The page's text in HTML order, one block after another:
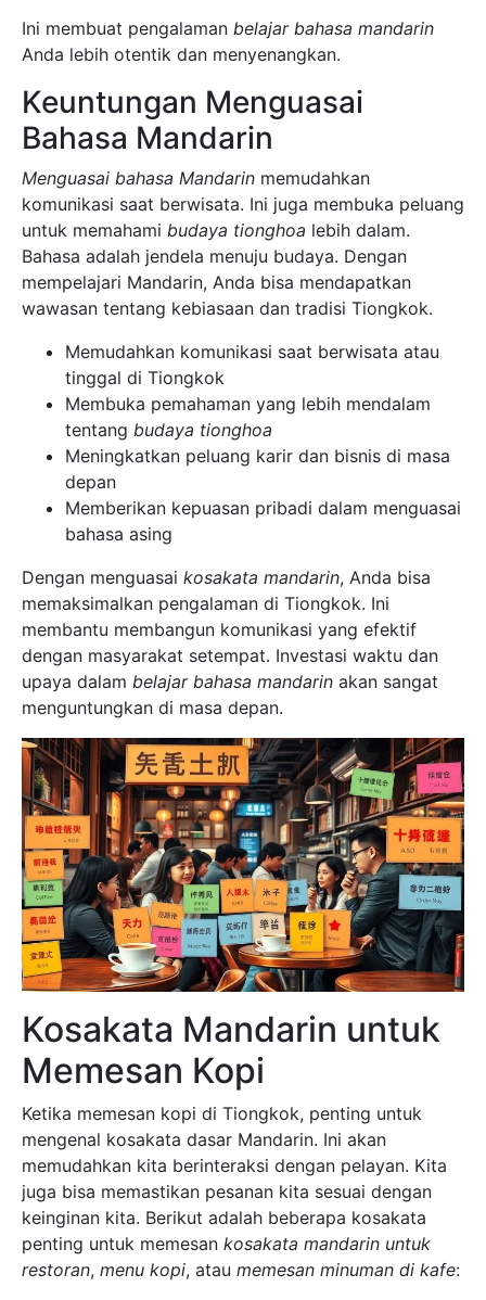
Ini membuat pengalaman belajar bahasa mandarin
Anda lebih otentik dan menyenangkan.
Keuntungan Menguasai
Bahasa Mandarin
Menguasai bahasa Mandarin memudahkan
komunikasi saat berwisata. Ini juga membuka peluang
untuk memahami budaya tionghoa lebih dalam.
Bahasa adalah jendela menuju budaya. Dengan
mempelajari Mandarin, Anda bisa mendapatkan
wawasan tentang kebiasaan dan tradisi Tiongkok.
Memudahkan komunikasi saat berwisata atau
tinggal di Tiongkok
Membuka pemahaman yang lebih mendalam
tentang budaya tionghoa
Meningkatkan peluang karir dan bisnis di masa
depan
Memberikan kepuasan pribadi dalam menguasai
bahasa asing
Dengan menguasai kosakata mandarin, Anda bisa
memaksimalkan pengalaman di Tiongkok. Ini
membantu membangun komunikasi yang efektif
dengan masyarakat setempat. Investasi waktu dan
upaya dalam belajar bahasa mandarin akan sangat
menguntungkan di masa depan.
Kosakata Mandarin untuk
Memesan Kopi
Ketika memesan kopi di Tiongkok, penting untuk
mengenal kosakata dasar Mandarin. Ini akan
memudahkan kita berinteraksi dengan pelayan. Kita
juga bisa memastikan pesanan kita sesuai dengan
keinginan kita. Berikut adalah beberapa kosakata
penting untuk memesan kosakata mandarin untuk
restoran, menu kopi, atau memesan minuman di kafe: